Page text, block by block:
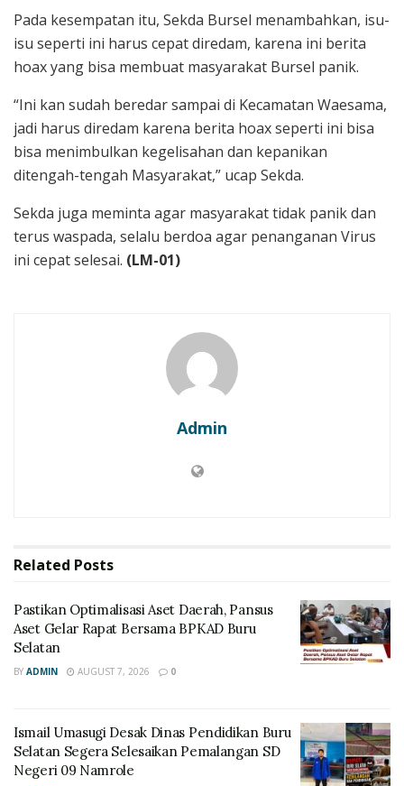
Pada kesempatan itu, Sekda Bursel menambahkan, isu-
isu seperti ini harus cepat diredam, karena ini berita
hoax yang bisa membuat masyarakat Bursel panik.
“Ini kan sudah beredar sampai di Kecamatan Waesama,
jadi harus diredam karena berita hoax seperti ini bisa
bisa menimbulkan kegelisahan dan kepanikan
ditengah-tengah Masyarakat,” ucap Sekda.
Sekda juga meminta agar masyarakat tidak panik dan
terus waspada, selalu berdoa agar penanganan Virus
ini cepat selesai. (LM-01)
Admin
Related Posts
Pastikan Optimalisasi Aset Daerah, Pansus
Aset Gelar Rapat Bersama BPKAD Buru
Selatan
BY ADMIN AUGUST 7, 2026 0
Ismail Umasugi Desak Dinas Pendidikan Buru
Selatan Segera Selesaikan Pemalangan SD
Negeri 09 Namrole